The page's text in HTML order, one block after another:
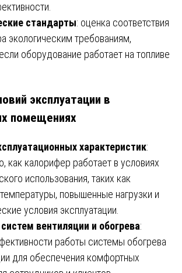
стандарты: оценка соответствия
экологическим требованиям,
оборудование работает на топливе
эксплуатации в
помещениях
характеристик:
как калорифер работает в условиях
использования, таких как
повышенные нагрузки и
условия эксплуатации.
вентиляции и обогрева:
работы системы обогрева
для обеспечения комфортных